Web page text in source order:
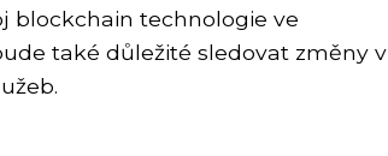
blockchain technologie ve
také důležité sledovat změny v